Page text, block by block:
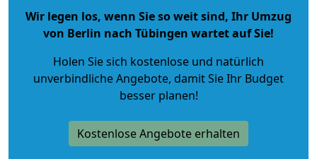
Wir legen los, wenn Sie so weit sind, Ihr Umzug
von Berlin nach Tübingen wartet auf Sie!
Holen Sie sich kostenlose und natürlich
unverbindliche Angebote, damit Sie Ihr Budget
besser planen!
Kostenlose Angebote erhalten